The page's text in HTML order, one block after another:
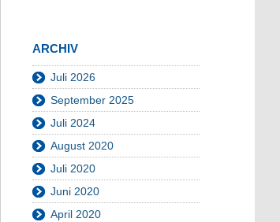
ARCHIV
Juli 2026
September 2025
Juli 2024
August 2020
Juli 2020
Juni 2020
April 2020